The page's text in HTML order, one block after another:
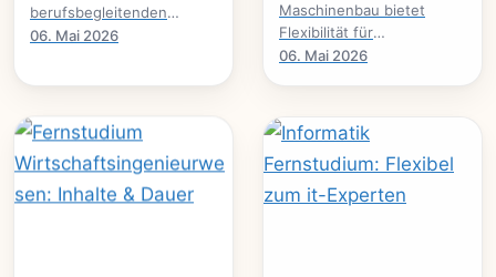
berufsbegleitenden
Erwerb akademischer
06. Mai 2026
Maschinenbau bietet
Flexibilität für
Berufstätige. Dieser
praktische.
06. Mai 2026